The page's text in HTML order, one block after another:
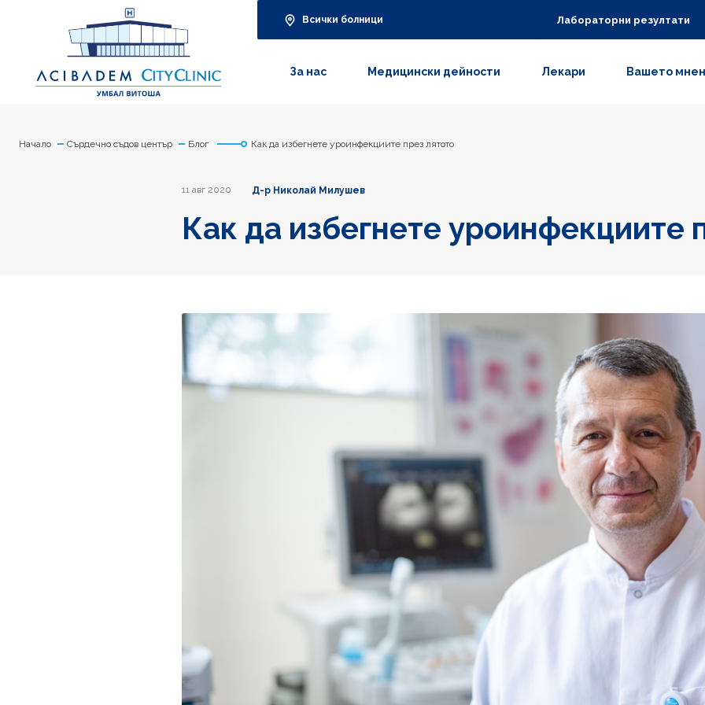
Всички болници Лабораторни резултати
За нас Медицински дейности Лекари Вашето
Начало Сърдечно съдов център Блог Как да избегнете уроинфекциите през лятото
11 авг 2020 Д-р Николай Милушев
Как да избегнете уроинфекциите